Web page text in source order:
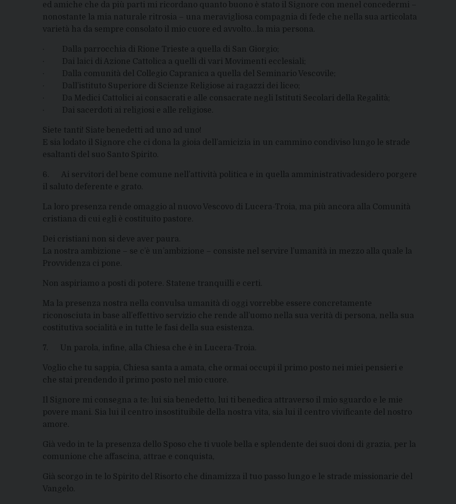
ed amiche che da più parti mi ricordano quanto buono è stato il Signore con menel concedermi –
nonostante la mia naturale ritrosia – una meravigliosa compagnia di fede che nella sua articolata
varietà ha da sempre consolato il mio cuore ed avvolto…la mia persona.
· Dalla parrocchia di Rione Trieste a quella di San Giorgio;
· Dai laici di Azione Cattolica a quelli di vari Movimenti ecclesiali;
· Dalla comunità del Collegio Capranica a quella del Seminario Vescovile;
· Dall’istituto Superiore di Scienze Religiose ai ragazzi dei liceo;
· Da Medici Cattolici ai consacrati e alle consacrate negli Istituti Secolari della Regalità;
· Dai sacerdoti ai religiosi e alle religiose.
Siete tanti! Siate benedetti ad uno ad uno!
E sia lodato il Signore che ci dona la gioia dell’amicizia in un cammino condiviso lungo le strade
esaltanti del suo Santo Spirito.
6. Ai servitori del bene comune nell’attività politica e in quella amministrativadesidero porgere
il saluto deferente e grato.
La loro presenza rende omaggio al nuovo Vescovo di Lucera-Troia, ma più ancora alla Comunità
cristiana di cui egli è costituito pastore.
Dei cristiani non si deve aver paura.
La nostra ambizione – se c’è un’ambizione – consiste nel servire l’umanità in mezzo alla quale la
Provvidenza ci pone.
Non aspiriamo a posti di potere. Statene tranquilli e certi.
Ma la presenza nostra nella convulsa umanità di oggi vorrebbe essere concretamente
riconosciuta in base all’effettivo servizio che rende all’uomo nella sua verità di persona, nella sua
costitutiva socialità e in tutte le fasi della sua esistenza.
7. Un parola, infine, alla Chiesa che è in Lucera-Troia.
Voglio che tu sappia, Chiesa santa a amata, che ormai occupi il primo posto nei miei pensieri e
che stai prendendo il primo posto nel mio cuore.
Il Signore mi consegna a te: lui sia benedetto, lui ti benedica attraverso il mio sguardo e le mie
povere mani. Sia lui il centro insostituibile della nostra vita, sia lui il centro vivificante del nostro
amore.
Già vedo in te la presenza dello Sposo che ti vuole bella e splendente dei suoi doni di grazia, per la
comunione che affascina, attrae e conquista,
Già scorgo in te lo Spirito del Risorto che dinamizza il tuo passo lungo e le strade missionarie del
Vangelo.